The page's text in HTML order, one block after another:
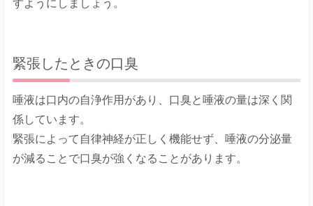
すようにしましょう。
緊張したときの口臭
唾液は口内の自浄作用があり、口臭と唾液の量は深く関
係しています。
緊張によって自律神経が正しく機能せず、唾液の分泌量
が減ることで口臭が強くなることがあります。